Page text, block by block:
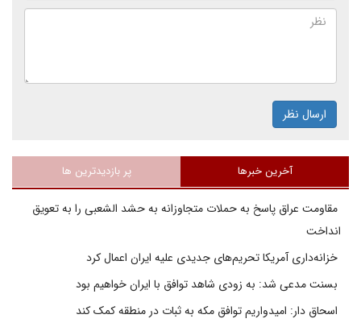
ارسال نظر
آخرین خبرها پر بازدیدترین ها
مقاومت عراق پاسخ به حملات متجاوزانه به حشد الشعبی را به تعویق
انداخت
خزانه‌داری آمریکا تحریم‌های جدیدی علیه ایران اعمال کرد
بسنت مدعی شد: به زودی شاهد توافق با ایران خواهیم بود
اسحاق دار: امیدواریم توافق مکه به ثبات در منطقه کمک کند